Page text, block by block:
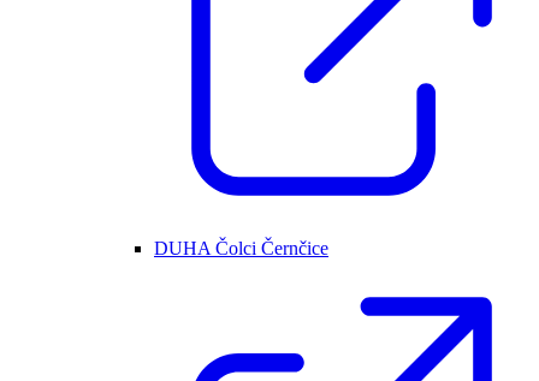
DUHA Čolci Černčice